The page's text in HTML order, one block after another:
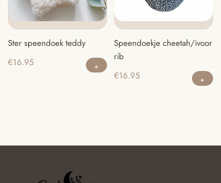
Ster speendoek teddy
€16.95
Speendoekje cheetah/ivoor
rib
€16.95